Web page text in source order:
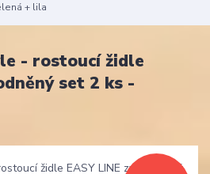
+ lila
- rostoucí židle
set 2 ks -